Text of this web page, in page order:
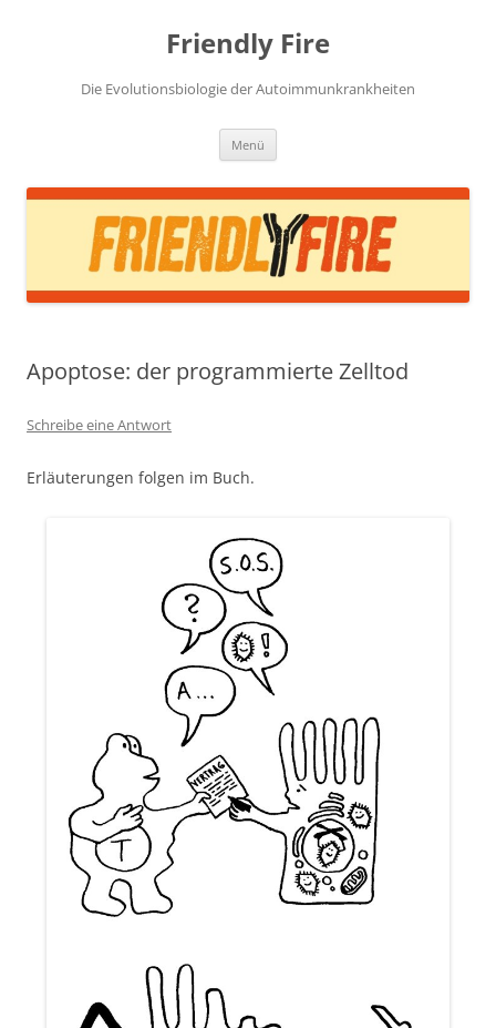
Friendly Fire
Die Evolutionsbiologie der Autoimmunkrankheiten
Menü
Apoptose: der programmierte Zelltod
Schreibe eine Antwort
Erläuterungen folgen im Buch.